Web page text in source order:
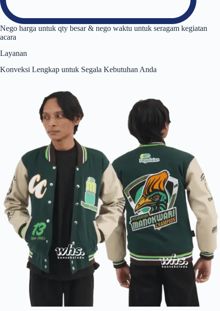
Nego harga untuk qty besar & nego waktu untuk seragam kegiatan
acara
Layanan
Konveksi Lengkap untuk Segala Kebutuhan Anda